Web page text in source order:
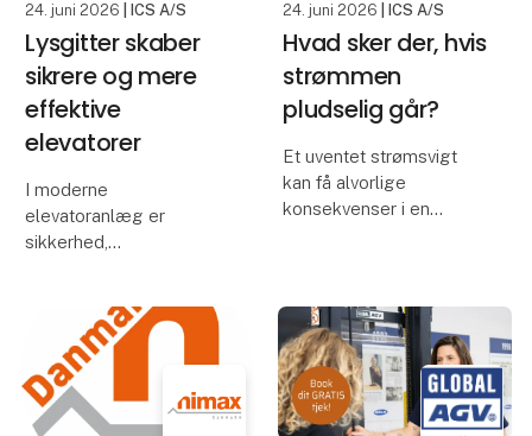
24. juni 2026 | ICS A/S
Lysgitter skaber
sikrere og mere
effektive
elevatorer
I moderne
elevatoranlæg er
sikkerhed,
vigtigere end
nogensinde. Ét af de
mest afgørende
komponenter i denne
udvikling er lysgitteret –
24. juni 2026 | ICS A/S
Hvad sker der, hvis
strømmen
pludselig går?
Et uventet strømsvigt
kan få alvorlige
konsekvenser i en
igangværende
processer afbrydes, og
værdifulde data kan gå
tabt. Resultatet kan være
produk